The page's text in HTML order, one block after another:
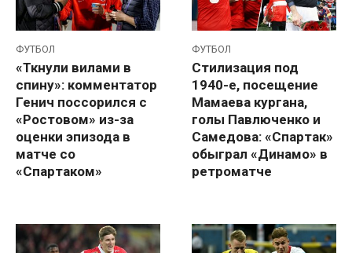
ФУТБОЛ
«Ткнули вилами в
спину»: комментатор
Генич поссорился с
«Ростовом» из-за
оценки эпизода в
матче со
«Спартаком»
ФУТБОЛ
Стилизация под
1940-е, посещение
Мамаева кургана,
голы Павлюченко и
Самедова: «Спартак»
обыграл «Динамо» в
ретроматче